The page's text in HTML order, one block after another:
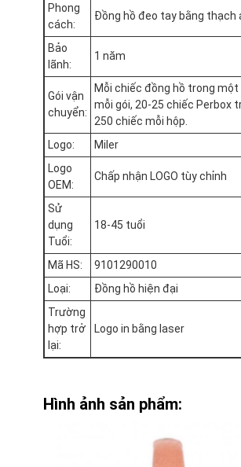
Nhà
Sản phẩm
Về chúng tôi
Chuyến tham quan nhà máy
Kiểm soát chất lượng
Liên hệ với chúng tôi
Tin tức
Các trường hợp
Blog
Đồng hồ Quartz dây da
Đồng hồ dây thừng thép không gỉ
Phong
cách:
Đồng hồ đeo tay bằng thạch
Bảo
lãnh:
1 năm
Gói vận
chuyển:
Mỗi chiếc đồng hồ trong một
mỗi gói, 20-25 chiếc Perbox
250 chiếc mỗi hộp.
Logo:
Miler
Logo
OEM:
Chấp nhận LOGO tùy chỉnh
Sử
dụng
Tuổi:
18-45 tuổi
Mã HS:
9101290010
Loại:
Đồng hồ hiện đại
Trường
hợp trở
lại:
Logo in bằng laser
Hình ảnh sản phẩm: